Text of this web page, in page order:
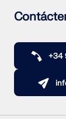
+34